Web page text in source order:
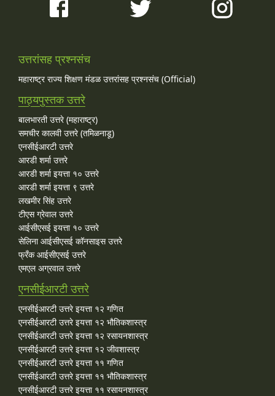
उत्तरांसह प्रश्नसंच
महाराष्ट्र राज्य शिक्षण मंडळ उत्तरांसह प्रश्नसंच (Official)
पाठ्यपुस्तक उत्तरे
बालभारती उत्तरे (महाराष्ट्र)
समचीर कालवी उत्तरे (तमिळनाडू)
एनसीईआरटी उत्तरे
आरडी शर्मा उत्तरे
आरडी शर्मा इयत्ता १० उत्तरे
आरडी शर्मा इयत्ता ९ उत्तरे
लखमीर सिंह उत्तरे
टीएस ग्रेवाल उत्तरे
आईसीएसई इयत्ता १० उत्तरे
सेलिना आईसीएसई कॉनसाइस उत्तरे
फ्रँक आईसीएसई उत्तरे
एमएल अग्रवाल उत्तरे
एनसीईआरटी उत्तरे
एनसीईआरटी उत्तरे इयत्ता १२ गणित
एनसीईआरटी उत्तरे इयत्ता १२ भौतिकशास्त्र
एनसीईआरटी उत्तरे इयत्ता १२ रसायनशास्त्र
एनसीईआरटी उत्तरे इयत्ता १२ जीवशास्त्र
एनसीईआरटी उत्तरे इयत्ता ११ गणित
एनसीईआरटी उत्तरे इयत्ता ११ भौतिकशास्त्र
एनसीईआरटी उत्तरे इयत्ता ११ रसायनशास्त्र